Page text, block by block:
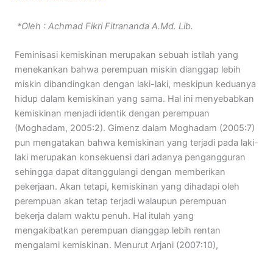
*Oleh : Achmad Fikri Fitrananda A.Md. Lib.
Feminisasi kemiskinan merupakan sebuah istilah yang
menekankan bahwa perempuan miskin dianggap lebih
miskin dibandingkan dengan laki-laki, meskipun keduanya
hidup dalam kemiskinan yang sama. Hal ini menyebabkan
kemiskinan menjadi identik dengan perempuan
(Moghadam, 2005:2). Gimenz dalam Moghadam (2005:7)
pun mengatakan bahwa kemiskinan yang terjadi pada laki-
laki merupakan konsekuensi dari adanya pengangguran
sehingga dapat ditanggulangi dengan memberikan
pekerjaan. Akan tetapi, kemiskinan yang dihadapi oleh
perempuan akan tetap terjadi walaupun perempuan
bekerja dalam waktu penuh. Hal itulah yang
mengakibatkan perempuan dianggap lebih rentan
mengalami kemiskinan. Menurut Arjani (2007:10),